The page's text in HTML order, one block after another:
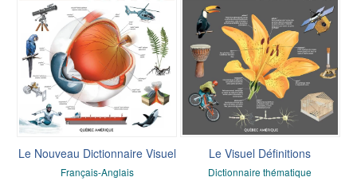
Le Nouveau Dictionnaire Visuel
Français-Anglais
Le Visuel Définitions
Dictionnaire thématique